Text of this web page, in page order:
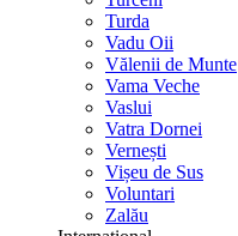
Turda
Vadu Oii
Vălenii de Munte
Vama Veche
Vaslui
Vatra Dornei
Vernești
Vișeu de Sus
Voluntari
Zalău